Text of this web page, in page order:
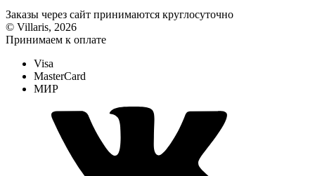
Заказы через сайт принимаются круглосуточно
© Villaris, 2026
Принимаем к оплате
Visa
MasterCard
МИР